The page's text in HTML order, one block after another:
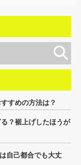
すめの方法は？
？裾上げしたほうが
自己都合でも大丈